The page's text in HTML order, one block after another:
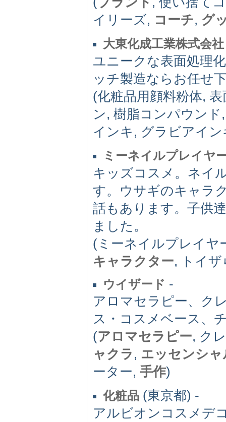
イリーズ, コーチ, グ
大東化成工業株式会社
ユニークな表面処理
ッチ製造ならお任せ
(化粧品用顔料粉体,
ン, 樹脂コンパウン
インキ, グラビアイン
ミーネイルプレイヤ
キッズコスメ。ネイ
す。ウサギのキャラ
話もあります。子供
ました。
(ミーネイルプレイヤ
キャラクター, トイザ
ウイザード -
アロマセラピー、ク
ス・コスメベース、
(アロマセラピー, ク
ャクラ , エッセンシ
ーター, 手作)
化粧品 (東京都) -
アルビオンコスメデ